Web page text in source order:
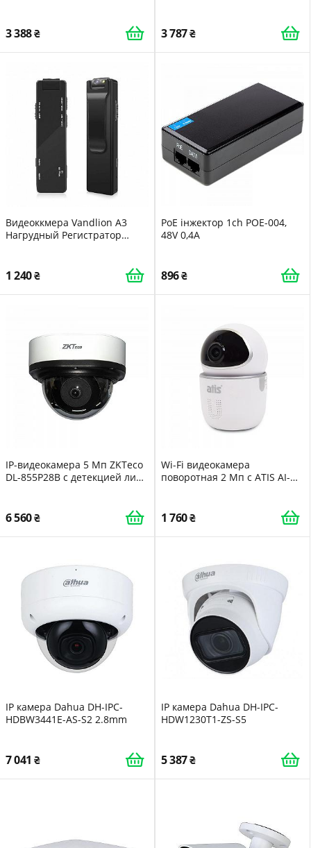
3 388 3 787
Видеоккмера Vandlion A3
Нагрудный Регистратор
1 240
PoE iнжектор 1ch POE-004,
48V 0,4A
896
IP-видеокамера 5 Мп ZKTeco
DL-855P28B с детекцией лиц
6 560
Wi-Fi видеокамера
поворотная 2 Мп с ATIS AI-
1 760
IP камера Dahua DH-IPC-
HDBW3441E-AS-S2 2.8mm
7 041
IP камера Dahua DH-IPC-
HDW1230T1-ZS-S5
5 387